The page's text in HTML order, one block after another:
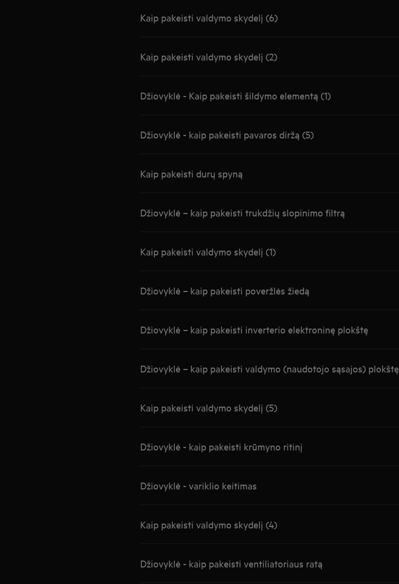
Kaip pakeisti valdymo skydelį (6)
Kaip pakeisti valdymo skydelį (2)
Džiovyklė - Kaip pakeisti šildymo elementą (1)
Džiovyklė - kaip pakeisti pavaros diržą (5)
Kaip pakeisti durų spyną
Džiovyklė – kaip pakeisti trukdžių slopinimo filtrą
Kaip pakeisti valdymo skydelį (1)
Džiovyklė – kaip pakeisti poveržlės žiedą
Džiovyklė – kaip pakeisti inverterio elektroninę plokštę
Džiovyklė – kaip pakeisti valdymo (naudotojo sąsajos) plokštę
Kaip pakeisti valdymo skydelį (5)
Džiovyklė - kaip pakeisti krūmyno ritinį
Džiovyklė - variklio keitimas
Kaip pakeisti valdymo skydelį (4)
Džiovyklė - kaip pakeisti ventiliatoriaus ratą